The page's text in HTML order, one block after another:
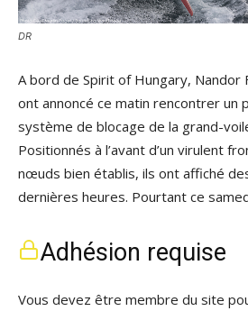
DR
A bord de Spirit of Hungary, Nandor
ont annoncé ce matin rencontrer un
système de blocage de la grand-
Positionnés à l’avant d’un virulent
nœuds bien établis, ils ont affiché
dernières heures. Pourtant ce
Adhésion requise
Vous devez être membre du site